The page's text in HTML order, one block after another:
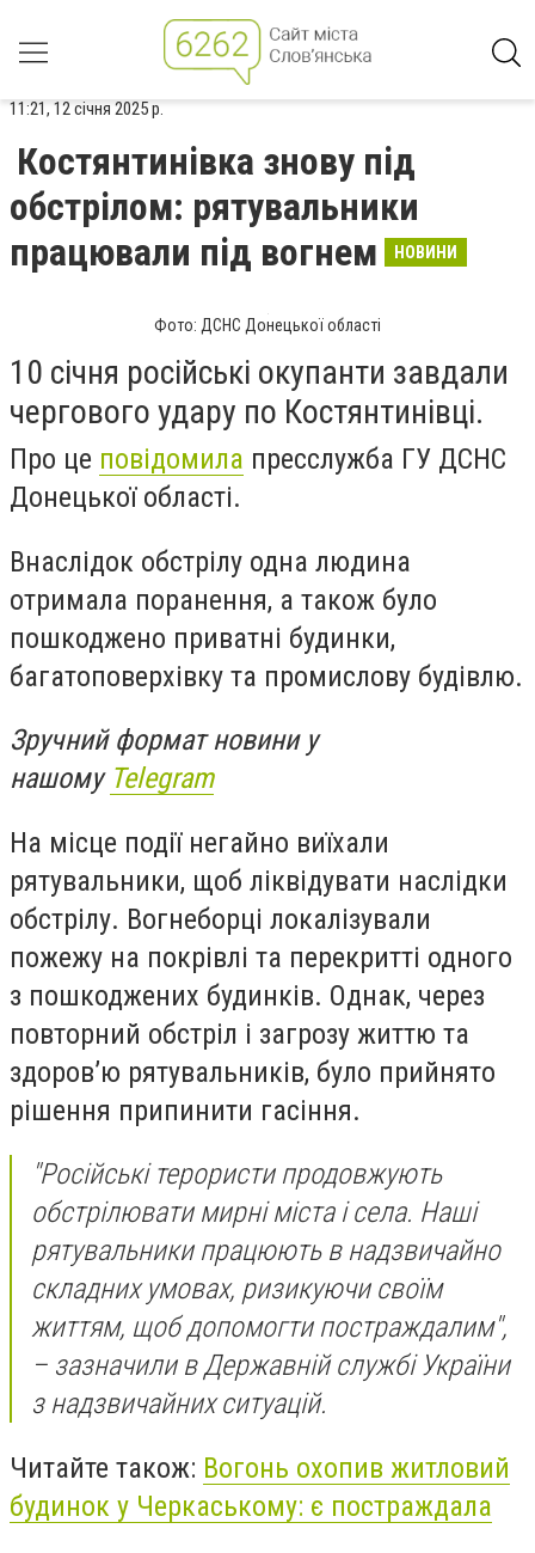
11:21, 12 січня 2025 р.
Костянтинівка знову під
обстрілом: рятувальники
працювали під вогнем
НОВИНИ
Фото: ДСНС Донецької області
10 січня російські окупанти завдали
чергового удару по Костянтинівці.
Про це повідомила пресслужба ГУ ДСНС
Донецької області.
Внаслідок обстрілу одна людина
отримала поранення, а також було
пошкоджено приватні будинки,
багатоповерхівку та промислову будівлю.
Зручний формат новини у
нашому Telegram
На місце події негайно виїхали
рятувальники, щоб ліквідувати наслідки
обстрілу. Вогнеборці локалізували
пожежу на покрівлі та перекритті одного
з пошкоджених будинків. Однак, через
повторний обстріл і загрозу життю та
здоров’ю рятувальників, було прийнято
рішення припинити гасіння.
"Російські терористи продовжують
обстрілювати мирні міста і села. Наші
рятувальники працюють в надзвичайно
складних умовах, ризикуючи своїм
життям, щоб допомогти постраждалим",
– зазначили в Державній службі України
з надзвичайних ситуацій.
Читайте також: Вогонь охопив житловий
будинок у Черкаському: є постраждала